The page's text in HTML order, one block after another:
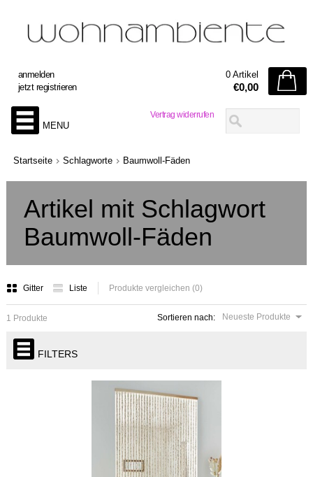
Vertrag widerrufen
anmelden
jetzt registrieren
0 Artikel
€0,00
MENU
Startseite Schlagworte Baumwoll-Fäden
Artikel mit Schlagwort
Baumwoll-Fäden
Gitter Liste Produkte vergleichen (0)
Sortieren nach: Neueste Produkte
1 Produkte
FILTERS